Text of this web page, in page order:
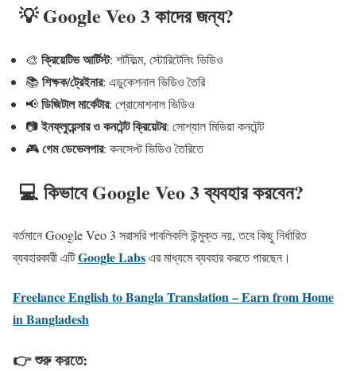
💡 Google Veo 3 কাদের জন্য?
🎨 ক্রিয়েটিভ আর্টিস্ট: শর্টফিল্ম, স্টোরিটেলিং ভিডিও
📚শিক্ষক/ট্রেইনার: এডুকেশনাল ভিডিও তৈরি
📢ডিজিটাল মার্কেটার: প্রোমোশনাল ভিডিও
📷ইনফ্লুয়েন্সার ও কনটেন্ট ক্রিয়েটর: সোশ্যাল মিডিয়া কনটেন্ট
🎮গেম ডেভেলপার: কনসেপ্ট ভিডিও তৈরিতে
💻 কিভাবে Google Veo 3 ব্যবহার করবেন?
বর্তমানে Google Veo 3 সরাসরি পাবলিকলি উন্মুক্ত নয়, তবে কিছু নির্ধারিত
ব্যবহারকারী এটিGoogle Labsএর মাধ্যমে ব্যবহার করতে পারছেন।
Freelance English to Bangla Translation – Earn from Home
in Bangladesh
👉 শুরু করতে: